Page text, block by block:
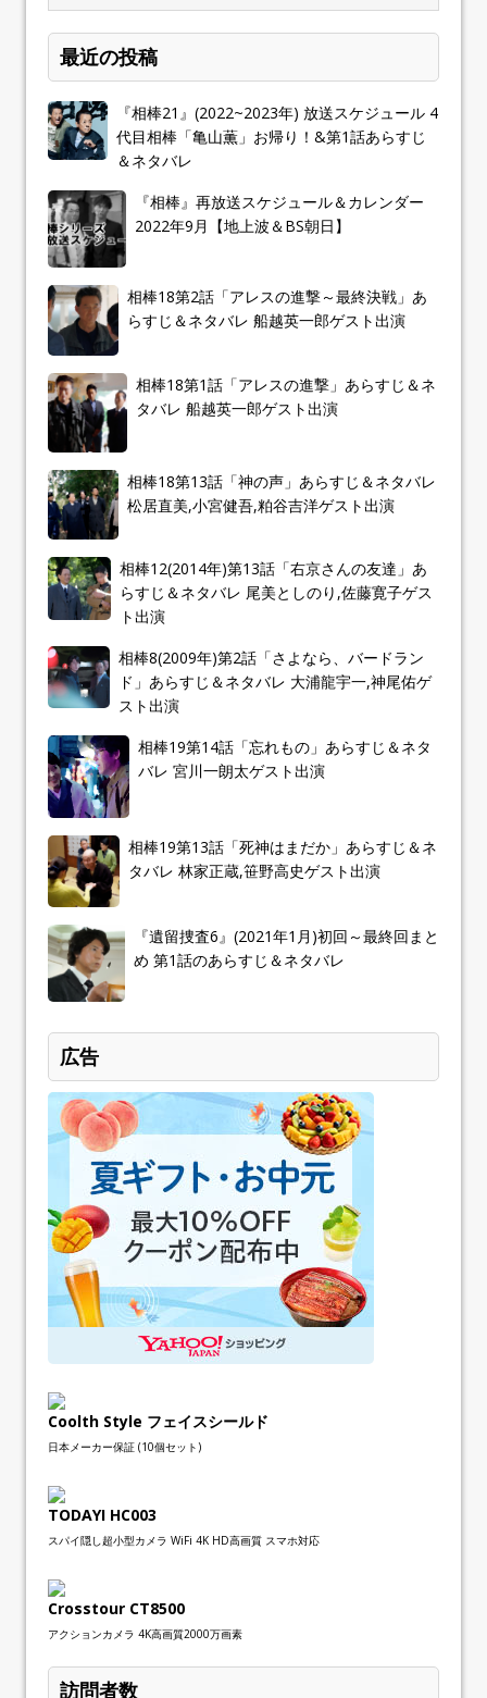
最近の投稿
『相棒21』(2022~2023年) 放送スケジュール 4
代目相棒「亀山薫」お帰り！&第1話あらすじ
＆ネタバレ
『相棒』再放送スケジュール＆カレンダー
2022年9月【地上波＆BS朝日】
相棒18第2話「アレスの進撃～最終決戦」あ
らすじ＆ネタバレ 船越英一郎ゲスト出演
相棒18第1話「アレスの進撃」あらすじ＆ネ
タバレ 船越英一郎ゲスト出演
相棒18第13話「神の声」あらすじ＆ネタバレ
松居直美,小宮健吾,粕谷吉洋ゲスト出演
相棒12(2014年)第13話「右京さんの友達」あ
らすじ＆ネタバレ 尾美としのり,佐藤寛子ゲス
ト出演
相棒8(2009年)第2話「さよなら、バードラン
ド」あらすじ＆ネタバレ 大浦龍宇一,神尾佑ゲ
スト出演
相棒19第14話「忘れもの」あらすじ＆ネタ
バレ 宮川一朗太ゲスト出演
相棒19第13話「死神はまだか」あらすじ＆ネ
タバレ 林家正蔵,笹野高史ゲスト出演
『遺留捜査6』(2021年1月)初回～最終回まと
め 第1話のあらすじ＆ネタバレ
広告
Coolth Style フェイスシールド
日本メーカー保証 (10個セット)
TODAYI HC003
スパイ隠し超小型カメラ WiFi 4K HD高画質 スマホ対応
Crosstour CT8500
アクションカメラ 4K高画質2000万画素
訪問者数